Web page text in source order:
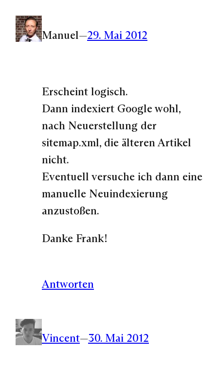
Manuel—29. Mai 2012
Erscheint logisch.
Dann indexiert Google wohl,
nach Neuerstellung der
sitemap.xml, die älteren Artikel
nicht.
Eventuell versuche ich dann eine
manuelle Neuindexierung
anzustoßen.
Danke Frank!
Antworten
Vincent—30. Mai 2012